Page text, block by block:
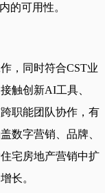
的可用性。
，同时符合CST业
触创新AI工具、
职能团队协作，有
数字营销、品牌、
宅房地产营销中扩
长。